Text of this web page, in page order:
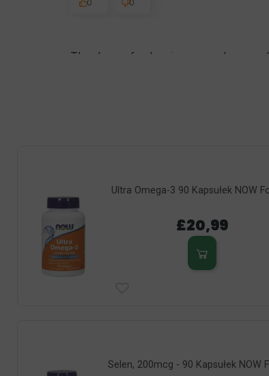
Thank you for leaving us such a
0
0
Ultra Omega-3 90 Kapsułek NOW
£20,99
Selen, 200mcg - 90 Kapsułek NOW